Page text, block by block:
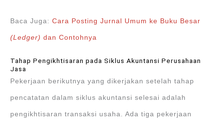
Baca Juga:Cara Posting Jurnal Umum ke Buku Besar
(Ledger) dan Contohnya
Tahap Pengikhtisaran pada Siklus Akuntansi Perusahaan
Jasa
Pekerjaan berikutnya yang dikerjakan setelah tahap
pencatatan dalam siklus akuntansi selesai adalah
pengikhtisaran transaksi usaha. Ada tiga pekerjaan